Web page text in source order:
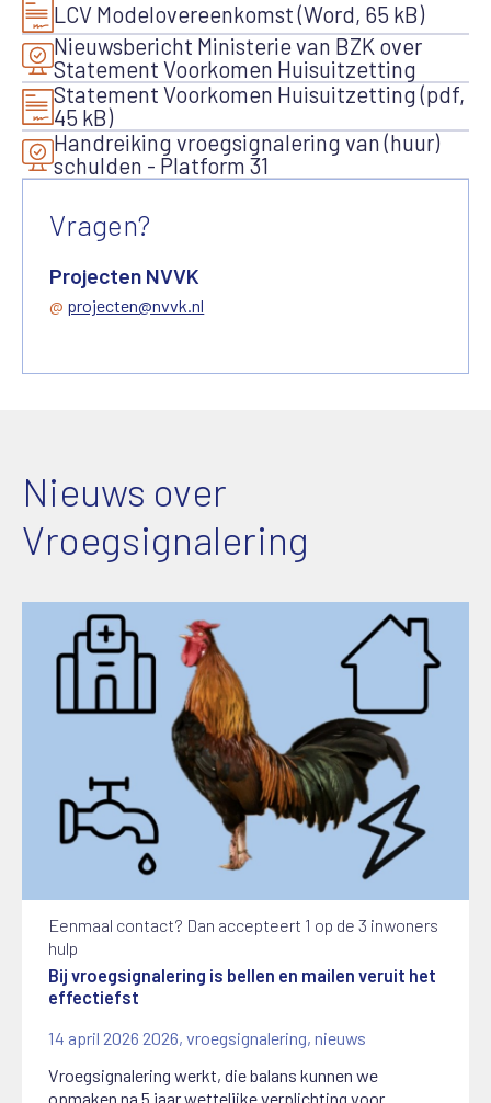
LCV Modelovereenkomst (Word, 65 kB)
Nieuwsbericht Ministerie van BZK over
Statement Voorkomen Huisuitzetting
Statement Voorkomen Huisuitzetting (pdf,
45 kB)
Handreiking vroegsignalering van (huur)
schulden - Platform 31
Vragen?
Projecten NVVK
@ projecten@nvvk.nl
Nieuws over
Vroegsignalering
Eenmaal contact? Dan accepteert 1 op de 3 inwoners
hulp
Bij vroegsignalering is bellen en mailen veruit het
effectiefst
14 april 2026 2026,vroegsignalering,nieuws
Vroegsignalering werkt, die balans kunnen we
opmaken na 5 jaar wettelijke verplichting voor